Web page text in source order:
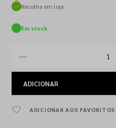
Recolha em loja
Em stock
ADICIONAR
ADICIONAR AOS FAVORITOS